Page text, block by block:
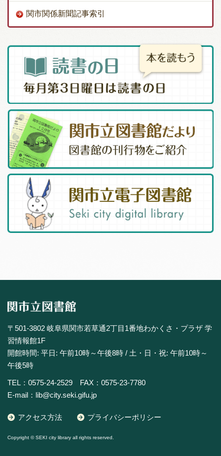
関市関係新聞記事索引
〒501-3802 岐阜県関市若草通2丁目1番地わかくさ・プラザ 学
習情報館1F
開館時間: 平日: 午前10時～午後8時 / 土・日・祝: 午前10時～
午後5時
TEL：0575-24-2529 FAX：0575-23-7780
E-mail：lib@city.seki.gifu.jp
アクセス方法 プライバシーポリシー
Copyright © SEKI city library all rights reserved.